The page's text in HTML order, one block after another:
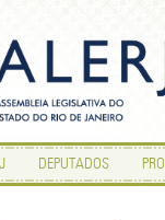
DEPUTADOS